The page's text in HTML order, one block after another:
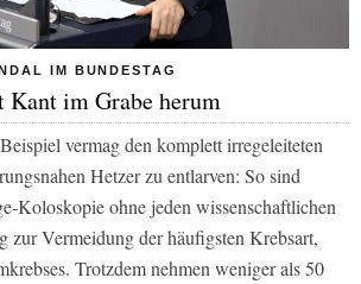
IM BUNDESTAG
Kant im Grabe herum
vermag den komplett irregeleiteten
Hetzer zu entlarven: So sind
Koloskopie ohne jeden wissenschaftlichen
zur Vermeidung der häufigsten Krebsart,
Trotzdem nehmen weniger als 50